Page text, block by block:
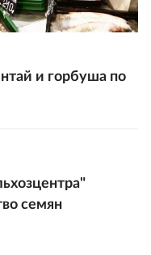
и горбуша по
семян